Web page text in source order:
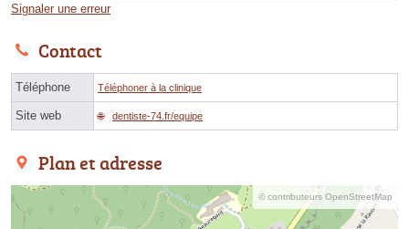
Signaler une erreur
Contact
Téléphone Téléphoner à la clinique
Site web dentiste-74.fr/equipe
Plan et adresse
© contributeurs OpenStreetMap